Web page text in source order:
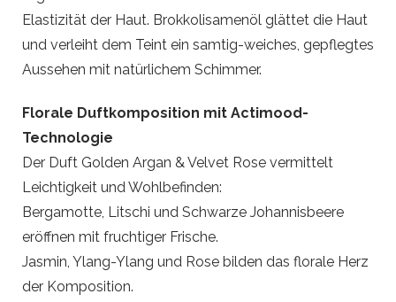
Elastizität der Haut. Brokkolisamenöl glättet die Haut
und verleiht dem Teint ein samtig-weiches, gepflegtes
Aussehen mit natürlichem Schimmer.
Florale Duftkomposition mit Actimood-
Technologie
Der Duft Golden Argan & Velvet Rose vermittelt
Leichtigkeit und Wohlbefinden:
Bergamotte, Litschi und Schwarze Johannisbeere
eröffnen mit fruchtiger Frische.
Jasmin, Ylang-Ylang und Rose bilden das florale Herz
der Komposition.